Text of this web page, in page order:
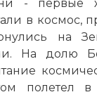
- первые
в космос,
на
На долю
полетел